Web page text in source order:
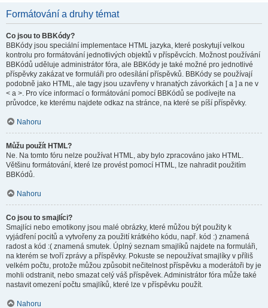
Formátování a druhy témat
Co jsou to BBKódy?
BBKódy jsou speciální implementace HTML jazyka, které poskytují velkou
kontrolu pro formátování jednotlivých objektů v příspěvcích. Možnost používání
BBKódů uděluje administrátor fóra, ale BBKódy je také možné pro jednotlivé
příspěvky zakázat ve formuláři pro odesílání příspěvků. BBKódy se používají
podobně jako HTML, ale tagy jsou uzavřeny v hranatých závorkách [ a ] a ne v
< a >. Pro více informací o formátování pomocí BBKódů se podívejte na
průvodce, ke kterému najdete odkaz na stránce, na které se píší příspěvky.
Nahoru
Můžu použít HTML?
Ne. Na tomto fóru nelze používat HTML, aby bylo zpracováno jako HTML.
Většinu formátování, které lze provést pomocí HTML, lze nahradit použitím
BBKódů.
Nahoru
Co jsou to smajlíci?
Smajlíci nebo emotikony jsou malé obrázky, které můžou být použity k
vyjádření pocitů a vytvořeny za použití krátkého kódu, např. kód :) znamená
radost a kód :( znamená smutek. Úplný seznam smajlíků najdete na formuláři,
na kterém se tvoří zprávy a příspěvky. Pokuste se nepoužívat smajlíky v příliš
velkém počtu, protože můžou způsobit nečitelnost příspěvku a moderátoři by je
mohli odstranit, nebo smazat celý váš příspěvek. Administrátor fóra může také
nastavit omezení počtu smajlíků, které lze v příspěvku použít.
Nahoru